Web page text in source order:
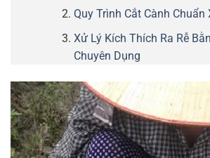
Quy Trình Cắt Cành Chuẩn
Xử Lý Kích Thích Ra Rễ
Chuyên Dụng